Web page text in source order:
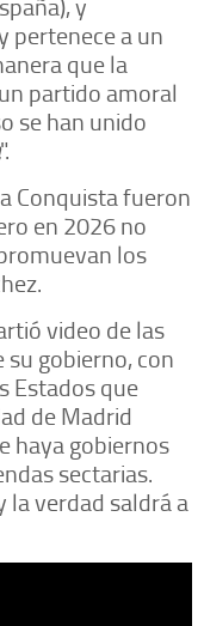
pertenece a un
que la
partido amoral
se han unido
".
Conquista fueron
en 2026 no
los
video de las
gobierno, con
Estados que
de Madrid
haya gobiernos
sectarias.
la verdad saldrá a